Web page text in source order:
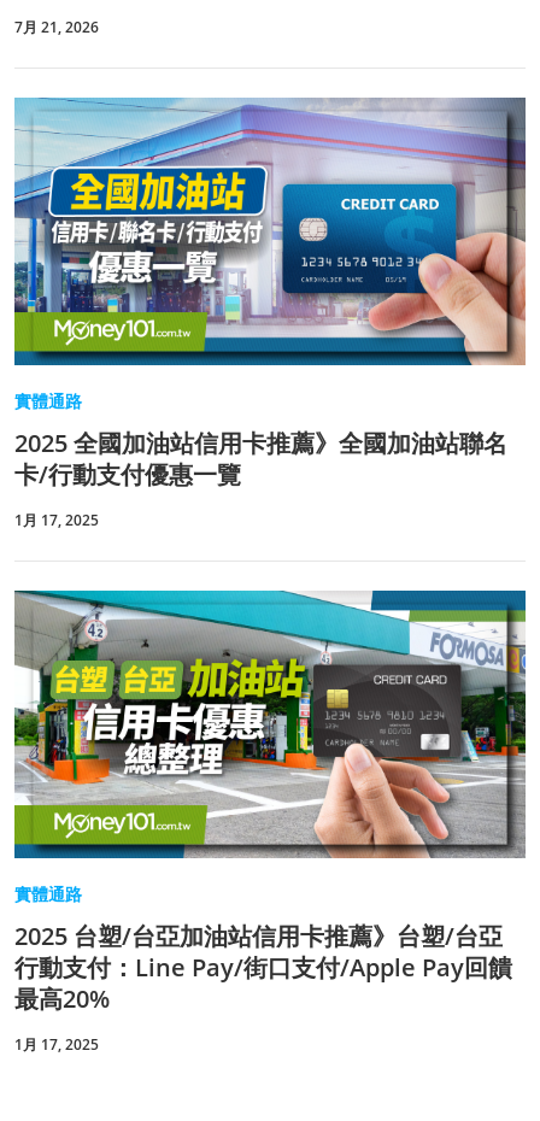
7月 21, 2026
實體通路
2025 全國加油站信用卡推薦》全國加油站聯名
卡/行動支付優惠一覽
1月 17, 2025
實體通路
2025 台塑/台亞加油站信用卡推薦》台塑/台亞
行動支付：Line Pay/街口支付/Apple Pay回饋
最高20%
1月 17, 2025